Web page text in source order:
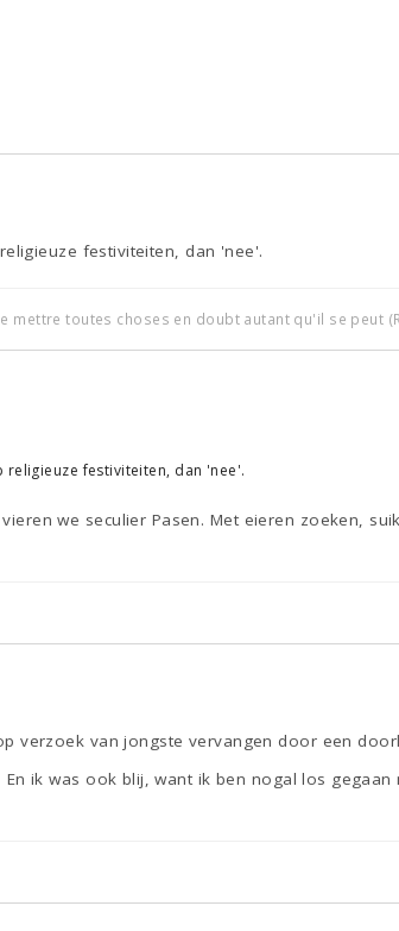
festiviteiten, dan 'nee'.
mettre toutes choses en doubt autant qu'il se peut
festiviteiten, dan 'nee'.
we seculier Pasen. Met eieren zoeken,
verzoek van jongste vervangen door een
En ik was ook blij, want ik ben nogal los gegaan